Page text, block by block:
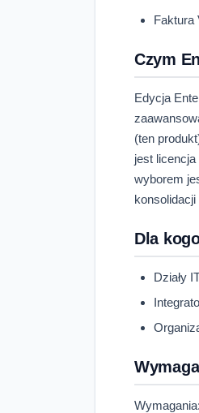
Faktura
Czym
Edycja
(ten
jest
wyborem
Dla
Działy